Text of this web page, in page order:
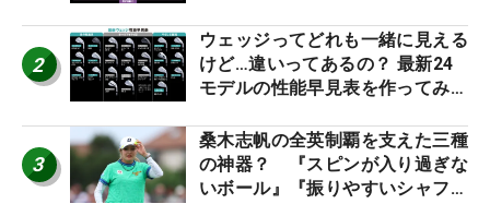
2
ウェッジってどれも一緒に見える
けど…違いってあるの？ 最新24
モデルの性能早見表を作ってみ
3
桑木志帆の全英制覇を支えた三種
の神器？ 『スピンが入り過ぎな
いボール』『振りやすいシャフ